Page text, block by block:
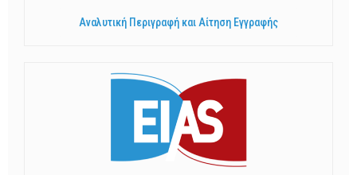
Αναλυτική Περιγραφή και Αίτηση Εγγραφής